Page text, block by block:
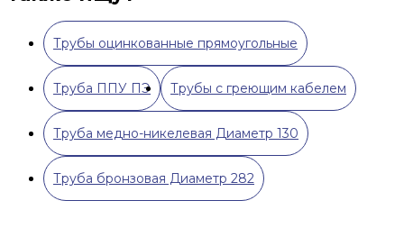
Трубы оцинкованные прямоугольные
Труба ППУ ПЭ Трубы с греющим кабелем
Труба медно-никелевая Диаметр 130
Труба бронзовая Диаметр 282